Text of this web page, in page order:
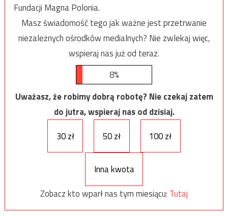
Fundacji Magna Polonia.
Masz świadomość tego jak ważne jest przetrwanie
niezależnych ośrodków medialnych? Nie zwlekaj więc,
wspieraj nas już od teraz.
8%
Uważasz, że robimy dobrą robotę? Nie czekaj zatem
do jutra, wspieraj nas od dzisiaj.
30 zł
50 zł 100 zł
Inna kwota
Zobacz kto wparł nas tym miesiącu: Tutaj